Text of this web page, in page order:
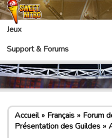
Jeux
Support & Forums
Accueil Français
Forum
Présentation des Guildes